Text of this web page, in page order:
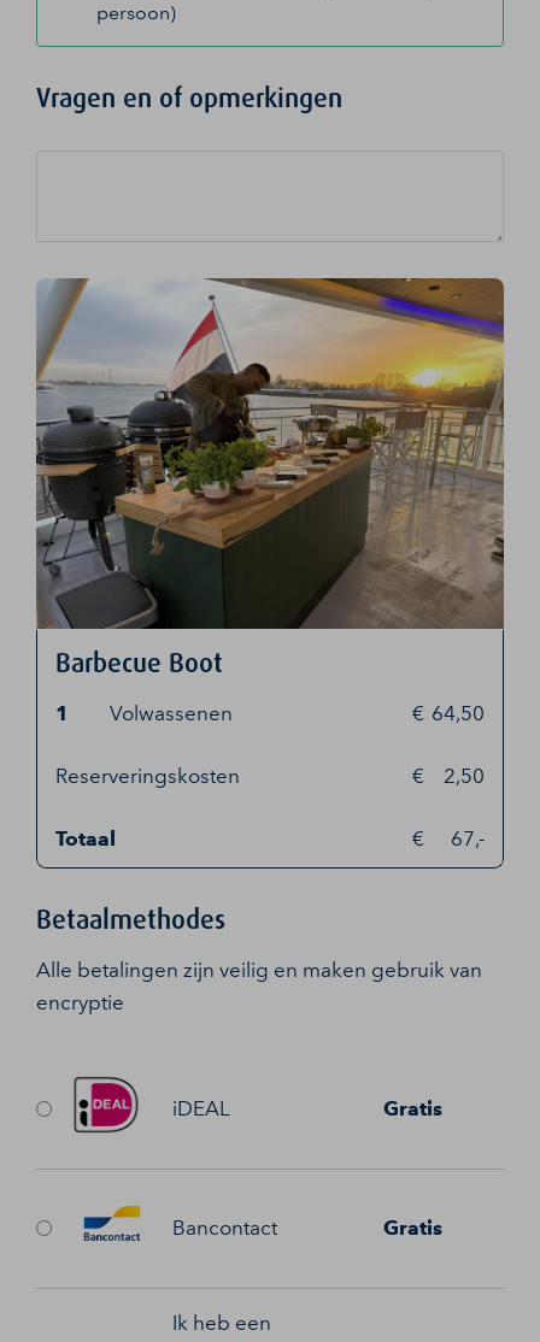
persoon)
Vragen en of opmerkingen
Barbecue Boot
1 Volwassenen 64,50
Reserveringskosten 2,50
Totaal 67,-
Betaalmethodes
Alle betalingen zijn veilig en maken gebruik van
encryptie
iDEAL Gratis
Bancontact Gratis
Ik heb een